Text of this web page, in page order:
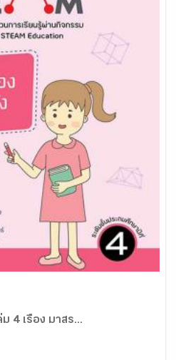
4 เรื่อง มาสร...